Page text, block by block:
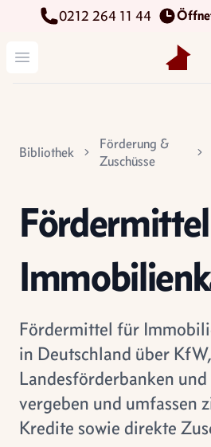
0212 264 11 44
Menü öffnen
Bibliothek
Förderung &
Zuschüsse
Fördermittel für
in Deutschland über
Landesförderbanken
vergeben und umfassen
Kredite sowie direkte